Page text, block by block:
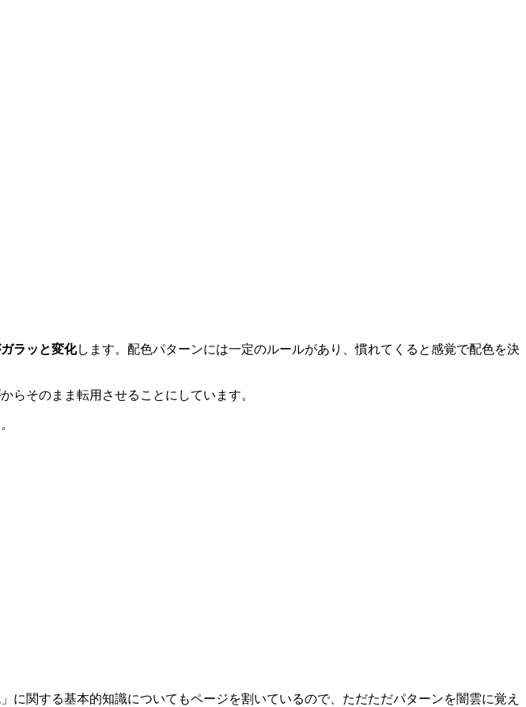
ラッと変化します。配色パターンには一定のルールがあり、慣れてくると感覚で配色を決
からそのまま転用させることにしています。
」に関する基本的知識について もページを割いているので、ただただパターンを闇雲に覚え